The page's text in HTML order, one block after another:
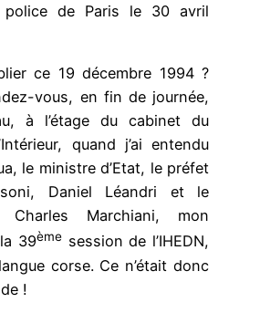
de Paris le 30 avril
ce 19 décembre 1994 ?
vous, en fin de journée,
à l’étage du cabinet du
quand j’ai entendu
le ministre d’Etat, le préfet
Daniel Léandri et le
Marchiani, mon
39ème session de l’IHEDN,
corse. Ce n’était donc
!